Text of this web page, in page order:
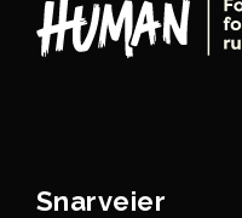
Snarveier